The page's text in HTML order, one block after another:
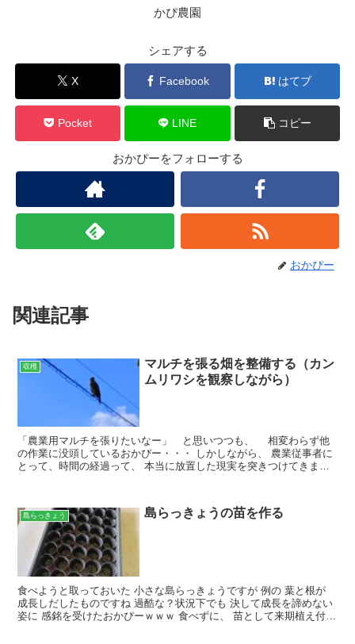
かぴ農園
シェアする
X Facebook はてブ
Pocket LINE コピー
おかぴーをフォローする
おかぴー
関連記事
収穫
マルチを張る畑を整備する（カン
ムリワシを観察しながら）
「農業用マルチを張りたいなー」 と思いつつも、 相変わらず他
の作業に没頭しているおかぴー・・・ しかしながら、 農業従事者に
とって、時間の経過って、 本当に放置した現実を突きつけてきます
島らっきょう 島らっきょうの苗を作る
食べようと取っておいた 小さな島らっきょうですが 例の 葉と根が
成長しだしたものですね 過酷な？状況下でも 決して成長を諦めない
姿に 感銘を受けたおかぴーｗｗｗ 食べずに、 苗として来期植え付け